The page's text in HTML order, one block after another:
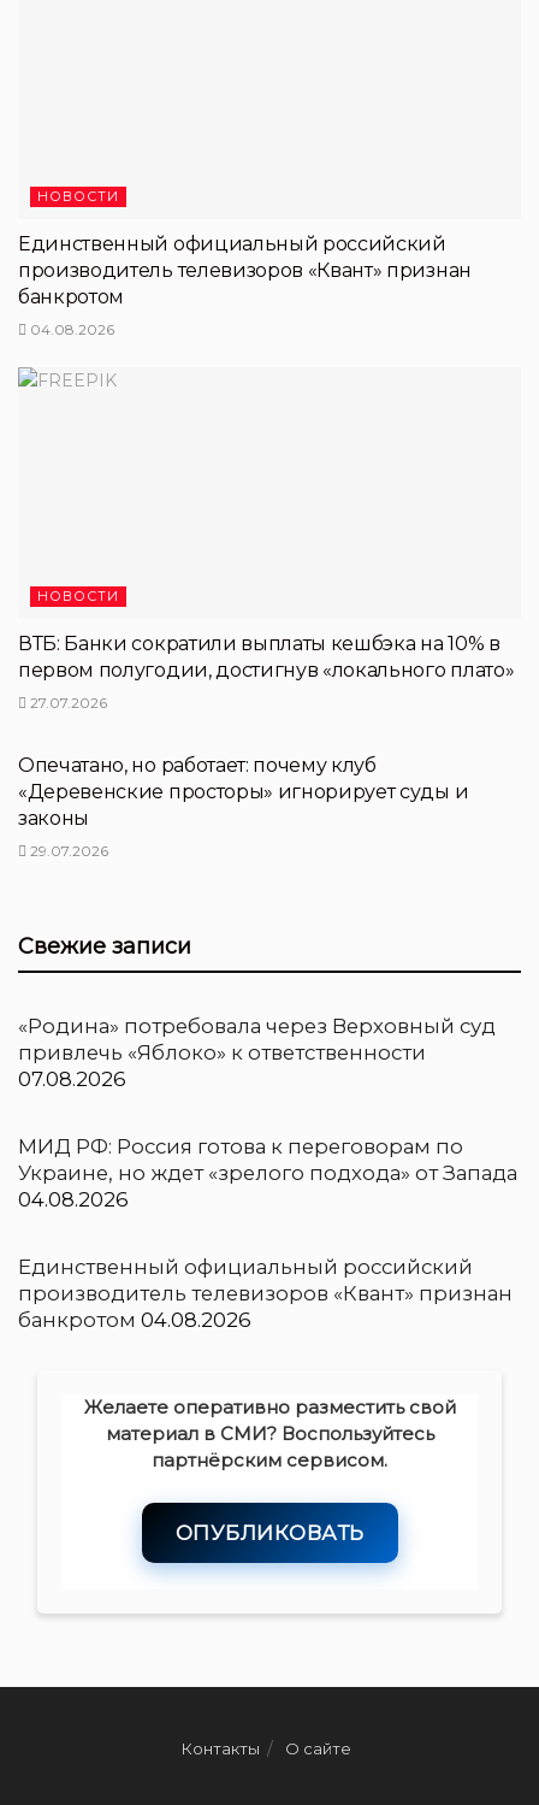
НОВОСТИ
Единственный официальный российский
производитель телевизоров «Квант» признан
банкротом
04.08.2026
НОВОСТИ
ВТБ: Банки сократили выплаты кешбэка на 10% в
первом полугодии, достигнув «локального плато»
27.07.2026
Опечатано, но работает: почему клуб
«Деревенские просторы» игнорирует суды и
законы
29.07.2026
Свежие записи
«Родина» потребовала через Верховный суд
привлечь «Яблоко» к ответственности
07.08.2026
МИД РФ: Россия готова к переговорам по
Украине, но ждет «зрелого подхода» от Запада
04.08.2026
Единственный официальный российский
производитель телевизоров «Квант» признан
банкротом 04.08.2026
Желаете оперативно разместить свой
материал в СМИ? Воспользуйтесь
партнёрским сервисом.
ОПУБЛИКОВАТЬ
Контакты О сайте